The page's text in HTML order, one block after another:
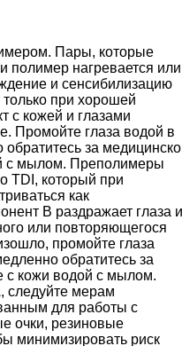
Пары, которые
полимер нагревается или
и сенсибилизацию
только при хорошей
с кожей и глазами
Промойте глаза водой в
за
с мылом. Преполимеры
TDI, который при
как
В раздражает глаза и
или повторяющегося
промойте глаза
обратитесь за
кожи водой с мылом.
следуйте мерам
для работы с
очки, резиновые
минимизировать риск